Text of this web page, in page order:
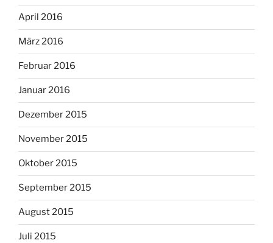
April 2016
März 2016
Februar 2016
Januar 2016
Dezember 2015
November 2015
Oktober 2015
September 2015
August 2015
Juli 2015